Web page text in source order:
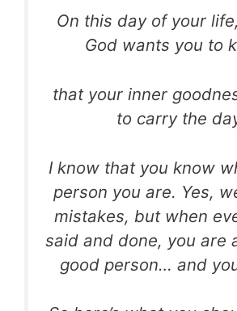
On this day of your
God wants you to
that your inner
to carry the
I know that you know
person you are. Yes,
mistakes, but when
said and done, you are
good person… and